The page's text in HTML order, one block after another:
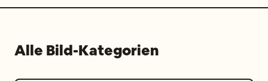
Alle Bild-Kategorien